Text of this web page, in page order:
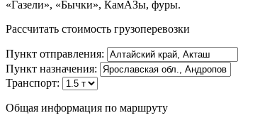
«Газели», «Бычки», КамАЗы, фуры.
Рассчитать стоимость грузоперевозки
Пункт отправления:
Пункт назначения:
Транспорт:
Общая информация по маршруту